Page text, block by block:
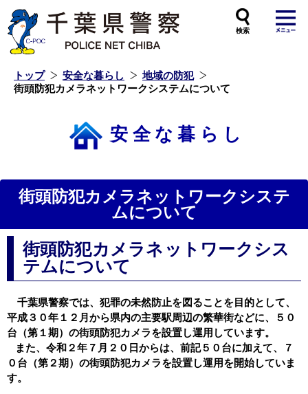
トップ 安全な暮らし
地域の防犯
街頭防犯カメラネットワークシステムについて
安全な暮らし
街頭防犯カメラネットワークシステ
ムについて
街頭防犯カメラネットワークシス
テムについて
千葉県警察では、犯罪の未然防止を図ることを目的として、
平成３０年１２月から県内の主要駅周辺の繁華街などに、５０
台（第１期）の街頭防犯カメラを設置し運用しています。
また、令和２年７月２０日からは、前記５０台に加えて、７
０台（第２期）の街頭防犯カメラを設置し運用を開始していま
す。